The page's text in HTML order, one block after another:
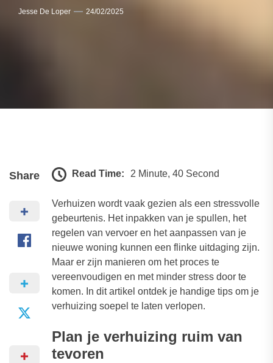
Jesse De Loper 24/02/2025
Share Read Time: 2 Minute, 40 Second
Verhuizen wordt vaak gezien als een stressvolle
gebeurtenis. Het inpakken van je spullen, het
regelen van vervoer en het aanpassen van je
nieuwe woning kunnen een flinke uitdaging zijn.
Maar er zijn manieren om het proces te
vereenvoudigen en met minder stress door te
komen. In dit artikel ontdek je handige tips om je
verhuizing soepel te laten verlopen.
Plan je verhuizing ruim van
tevoren